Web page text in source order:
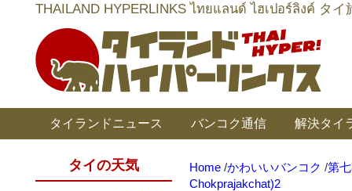
THAILAND HYPERLINKS ไทยแลนด์ ไฮเปอร์ลิงค์ タ
タイランドニュース バンコク通信 解決タイ
タイの天気 Home /かわいいバンコク /第
Chokprajakchat)2